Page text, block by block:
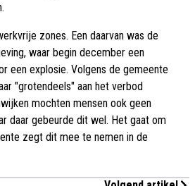
zones. Een daarvan was de
waar begin december een
een explosie. Volgens de gemeente
"grotendeels" aan het verbod
mochten mensen ook geen
daar gebeurde dit wel. Het gaat om
zegt dit mee te nemen in de